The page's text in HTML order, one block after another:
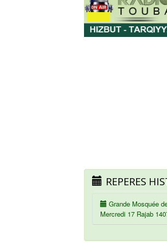
REPERES
Grande Mosquée
Mercredi 17 Rajab